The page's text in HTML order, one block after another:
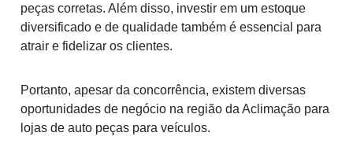
peças corretas. Além disso, investir em um estoque
diversificado e de qualidade também é essencial para
atrair e fidelizar os clientes.
Portanto, apesar da concorrência, existem diversas
oportunidades de negócio na região da Aclimação para
lojas de auto peças para veículos.